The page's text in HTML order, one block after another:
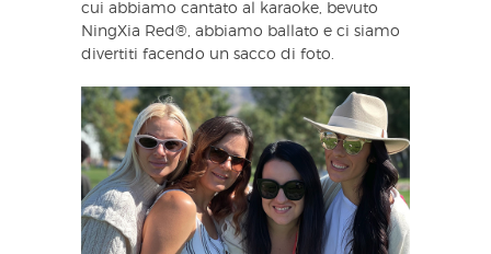
cui abbiamo cantato al karaoke, bevuto
NingXia Red®, abbiamo ballato e ci siamo
divertiti facendo un sacco di foto.